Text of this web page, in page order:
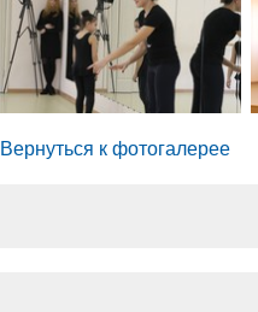
Вернуться к фотогалерее